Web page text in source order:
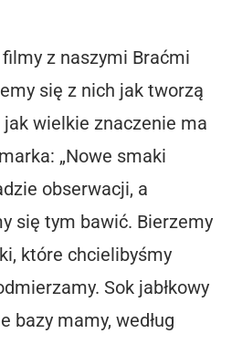
z naszymi Braćmi
się z nich jak tworzą
wielkie znaczenie ma
„Nowe smaki
obserwacji, a
się tym bawić. Bierzemy
które chcielibyśmy
Sok jabłkowy
bazy mamy, według